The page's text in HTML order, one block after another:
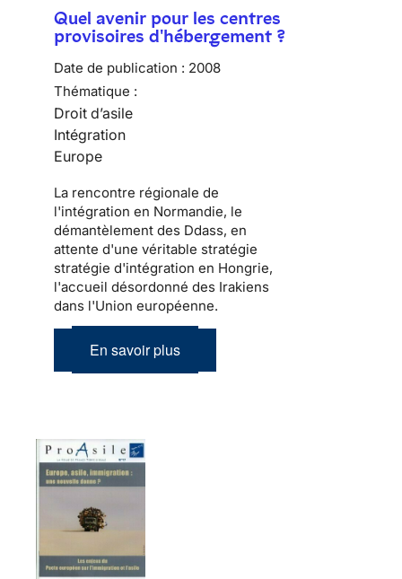
Quel avenir pour les centres
provisoires d'hébergement ?
Date de publication : 2008
Thématique :
Droit d’asile
Intégration
Europe
La rencontre régionale de
l'intégration en Normandie, le
démantèlement des Ddass, en
attente d'une véritable stratégie
stratégie d'intégration en Hongrie,
l'accueil désordonné des Irakiens
dans l'Union européenne.
En savoir plus